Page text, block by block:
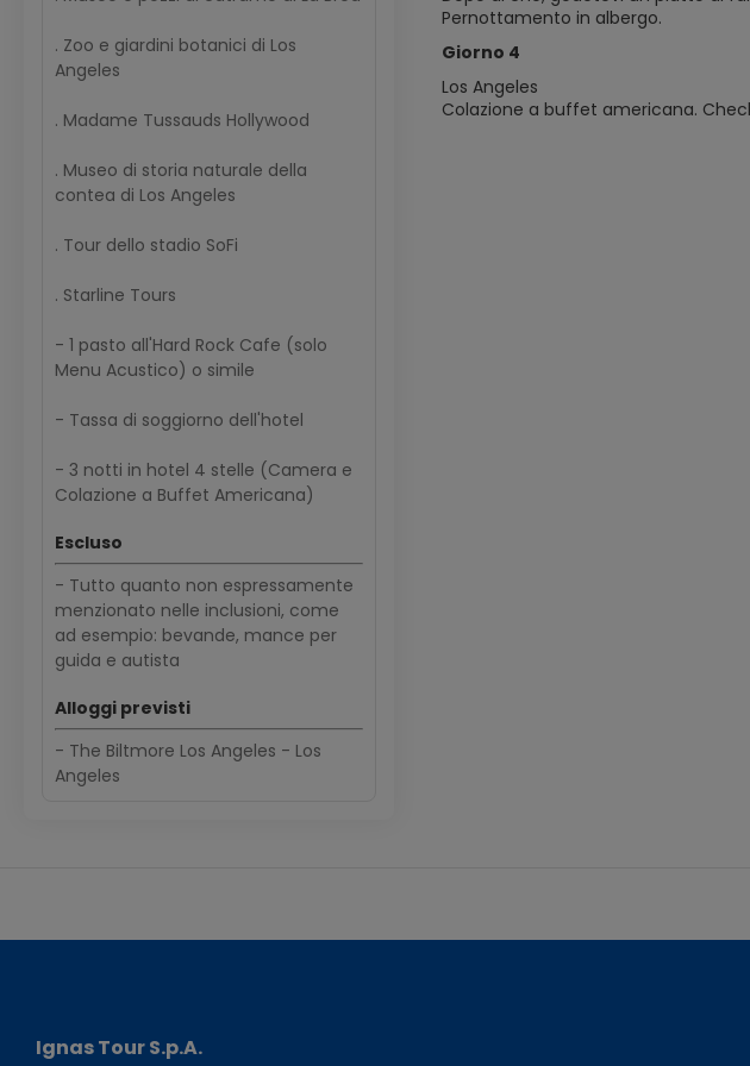
Pernottamento in albergo.
Giorno 4
Los Angeles
Colazione a buffet americana.
. Zoo e giardini botanici di Los
Angeles
. Madame Tussauds Hollywood
. Museo di storia naturale della
contea di Los Angeles
. Tour dello stadio SoFi
. Starline Tours
- 1 pasto all'Hard Rock Cafe (solo
Menu Acustico) o simile
- Tassa di soggiorno dell'hotel
- 3 notti in hotel 4 stelle (Camera e
Colazione a Buffet Americana)
Escluso
- Tutto quanto non espressamente
menzionato nelle inclusioni, come
ad esempio: bevande, mance per
guida e autista
Alloggi previsti
- The Biltmore Los Angeles - Los
Angeles
Ignas Tour S.p.A.